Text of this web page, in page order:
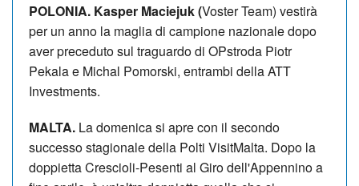
POLONIA. Kasper Maciejuk (Voster Team) vestirà
per un anno la maglia di campione nazionale dopo
aver preceduto sul traguardo di OPstroda Piotr
Pekala e Michal Pomorski, entrambi della ATT
Investments.
MALTA. La domenica si apre con il secondo
successo stagionale della Polti VisitMalta. Dopo la
doppietta Crescioli-Pesenti al Giro dell'Appennino a